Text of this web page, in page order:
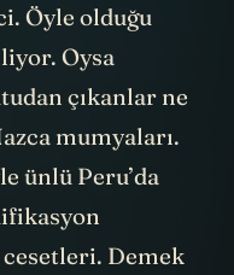
Öyle olduğu
Oysa
çıkanlar ne
mumyaları.
ünlü Peru’da
cesetleri. Demek